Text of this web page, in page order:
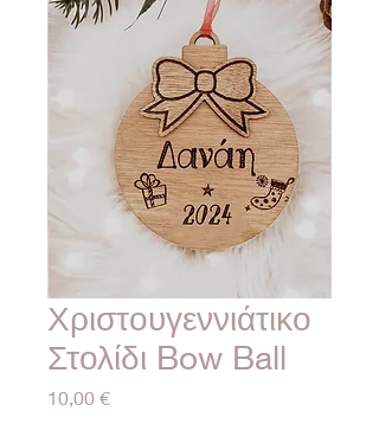
Χριστουγεννιάτικο
Στολίδι Bow Ball
10,00 €Τιμή